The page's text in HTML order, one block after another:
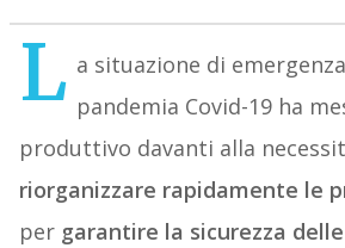
L a situazione di
pandemia Covid-19 ha
produttivo davanti alla
riorganizzare rapidamente le
per garantire la sicurezza